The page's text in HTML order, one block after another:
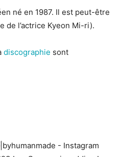
né en 1987. Il est peut-être
de l’actrice Kyeon Mi-ri).
discographie sont